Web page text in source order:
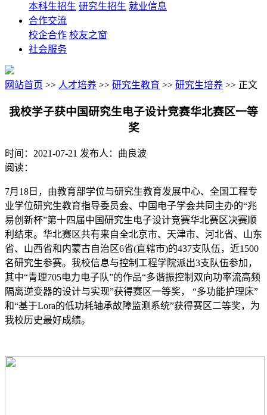
本科生招生 研究生招生 就业信息
合作交流
校企合作 校友之窗
社会服务
网站首页 >> 人才培养 >> 研究生教育 >> 研究生培养 >> 正文
我校学子获中国研究生电子设计竞赛华北赛区一等
奖
时间：2021-07-21 发布人：曲良波
阅读：
7月18日，由教育部学位与研究生教育发展中心、全国工程专
业学位研究生教育指导委员会、中国电子学会共同主办的“兆
易创新杯”第十四届中国研究生电子设计竞赛华北赛区决赛顺
利结束。华北赛区共有来自全北京市、天津市、河北省、山东
省、山西省和内蒙古自治区6省(直辖市)的437支队伍，近1500
名研究生参赛。我校信息与控制工程学院派出3支队伍参加，
其中“青理705电力电子队”的作品“多谐振控制双向功率流高频
隔离逆变器的设计与实现”获得赛区一等奖， “多功能护理床”
和“基于Lora的低功耗轴承故障监测系统”获得赛区二等奖，为
我校历史最好成绩。